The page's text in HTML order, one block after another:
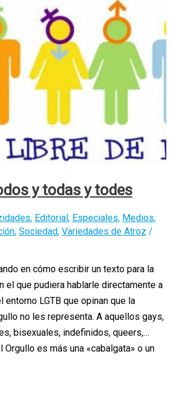
y todas y todes
, Editorial, Especiales, Medios,
, Sociedad, Variedades de Atroz /
en cómo escribir un texto para la
el que pudiera hablarle directamente a
LGTB que opinan que la
no les representa. A aquellos gays,
bisexuales, indefinidos, queers,…
Orgullo es más una «cabalgata» o un